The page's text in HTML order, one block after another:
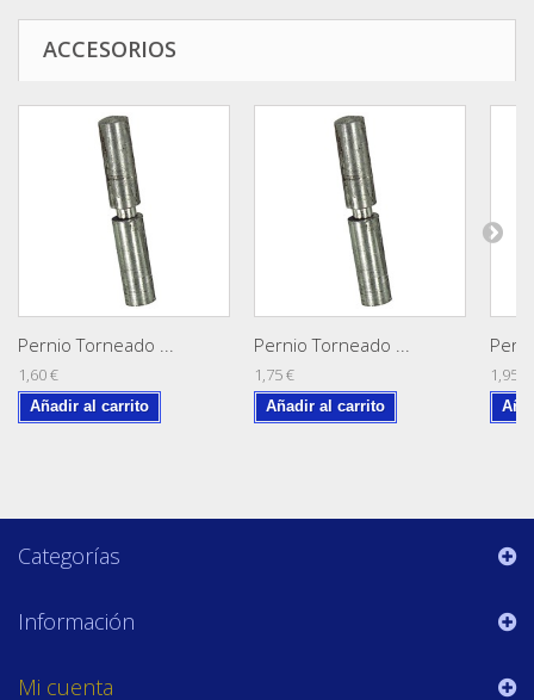
ACCESORIOS
Pernio Torneado ...
1,60 €
Añadir al carrito
Pernio Torneado ...
1,75 €
Añadir al carrito
1,95 €
Categorías
Información
Mi cuenta